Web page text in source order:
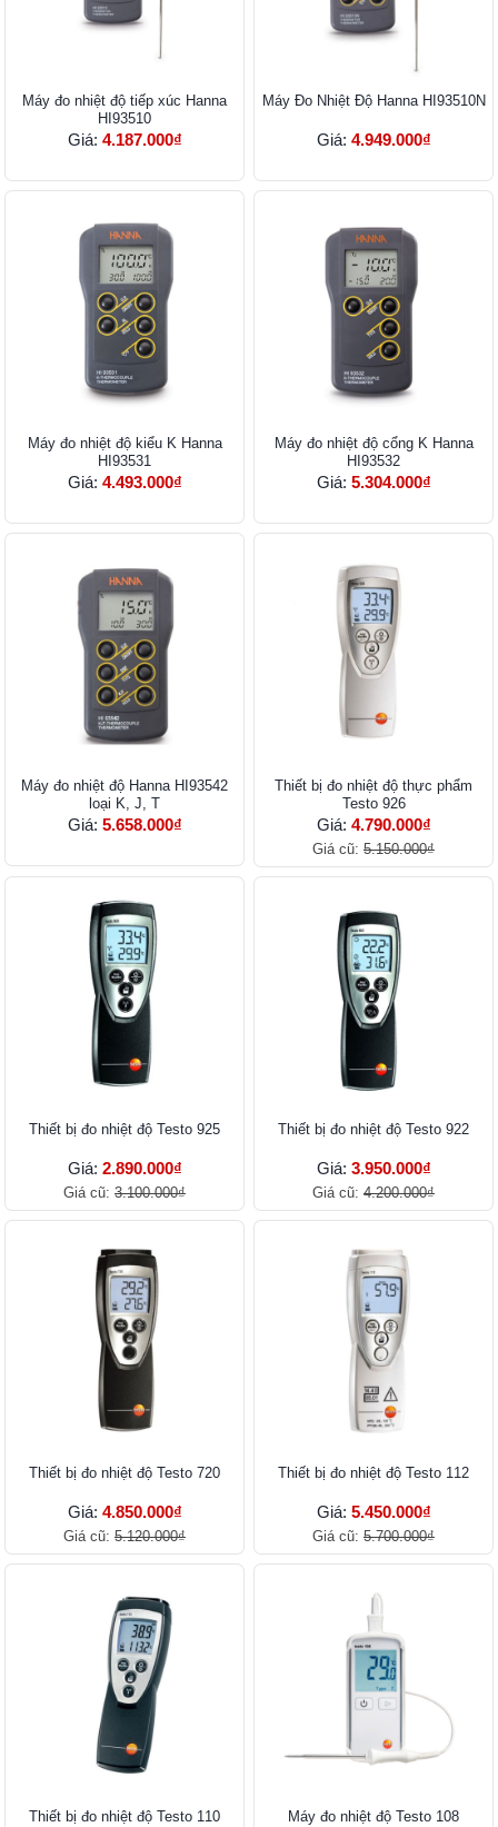
​​​​​​​Máy đo nhiệt độ tiếp xúc Hanna
HI93510
Giá: 4.187.000₫
Máy Đo Nhiệt Độ Hanna HI93510N
Giá: 4.949.000₫
Máy đo nhiệt độ kiểu K Hanna
HI93531
Giá: 4.493.000₫
Máy đo nhiệt độ cổng K Hanna
HI93532
Giá: 5.304.000₫
Máy đo nhiệt độ Hanna HI93542
loại K, J, T
Giá: 5.658.000₫
Thiết bị đo nhiệt độ thực phẩm
Testo 926
Giá: 4.790.000₫
Giá cũ: 5.150.000₫
Thiết bị đo nhiệt độ Testo 925
Giá: 2.890.000₫
Giá cũ: 3.100.000₫
Thiết bị đo nhiệt độ Testo 922
Giá: 3.950.000₫
Giá cũ: 4.200.000₫
Thiết bị đo nhiệt độ Testo 720
Giá: 4.850.000₫
Giá cũ: 5.120.000₫
Thiết bị đo nhiệt độ Testo 112
Giá: 5.450.000₫
Giá cũ: 5.700.000₫
Thiết bị đo nhiệt độ Testo 110 Máy đo nhiệt độ Testo 108